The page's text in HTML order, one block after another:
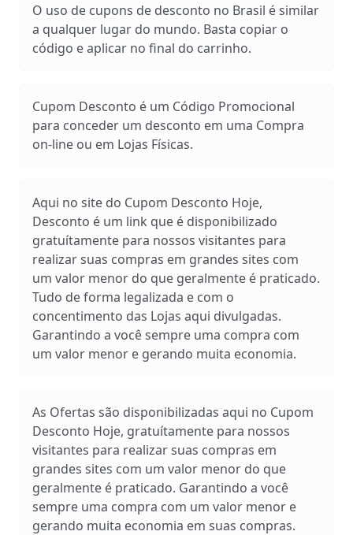
O uso de cupons de desconto no Brasil é similar
a qualquer lugar do mundo. Basta copiar o
código e aplicar no final do carrinho.
Cupom Desconto é um Código Promocional
para conceder um desconto em uma Compra
on-line ou em Lojas Físicas.
Aqui no site do Cupom Desconto Hoje,
Desconto é um link que é disponibilizado
gratuítamente para nossos visitantes para
realizar suas compras em grandes sites com
um valor menor do que geralmente é praticado.
Tudo de forma legalizada e com o
concentimento das Lojas aqui divulgadas.
Garantindo a você sempre uma compra com
um valor menor e gerando muita economia.
As Ofertas são disponibilizadas aqui no Cupom
Desconto Hoje, gratuítamente para nossos
visitantes para realizar suas compras em
grandes sites com um valor menor do que
geralmente é praticado. Garantindo a você
sempre uma compra com um valor menor e
gerando muita economia em suas compras.